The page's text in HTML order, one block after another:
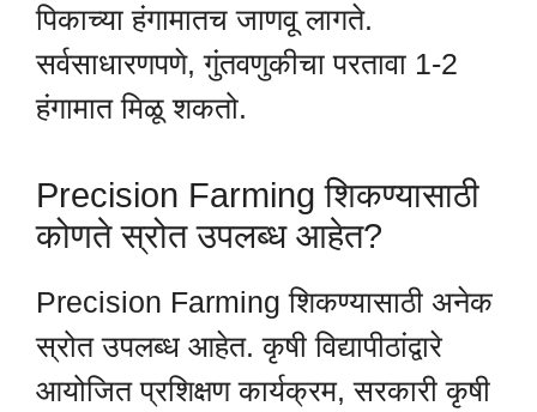
पिकाच्या हंगामातच जाणवू लागते.
सर्वसाधारणपणे, गुंतवणुकीचा परतावा 1-2
हंगामात मिळू शकतो.
Precision Farming शिकण्यासाठी
कोणते स्रोत उपलब्ध आहेत?
Precision Farming शिकण्यासाठी अनेक
स्रोत उपलब्ध आहेत. कृषी विद्यापीठांद्वारे
आयोजित प्रशिक्षण कार्यक्रम, सरकारी कृषी